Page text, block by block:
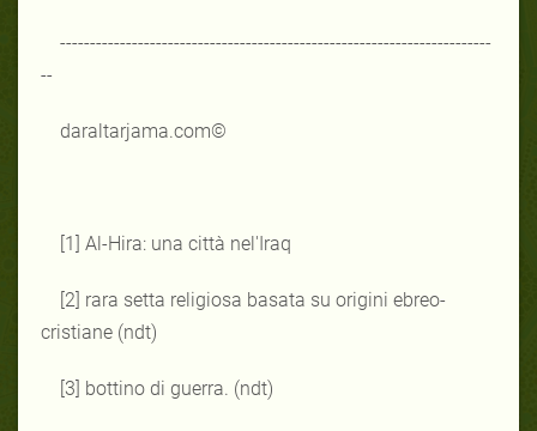
------------------------------------------------------------------------
--
daraltarjama.com©
[1] Al-Hira: una città nel'Iraq
[2] rara setta religiosa basata su origini ebreo-
cristiane (ndt)
[3] bottino di guerra. (ndt)